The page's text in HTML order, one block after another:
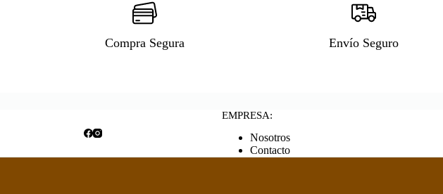
Compra Segura Envío Seguro
EMPRESA:
Nosotros
Contacto